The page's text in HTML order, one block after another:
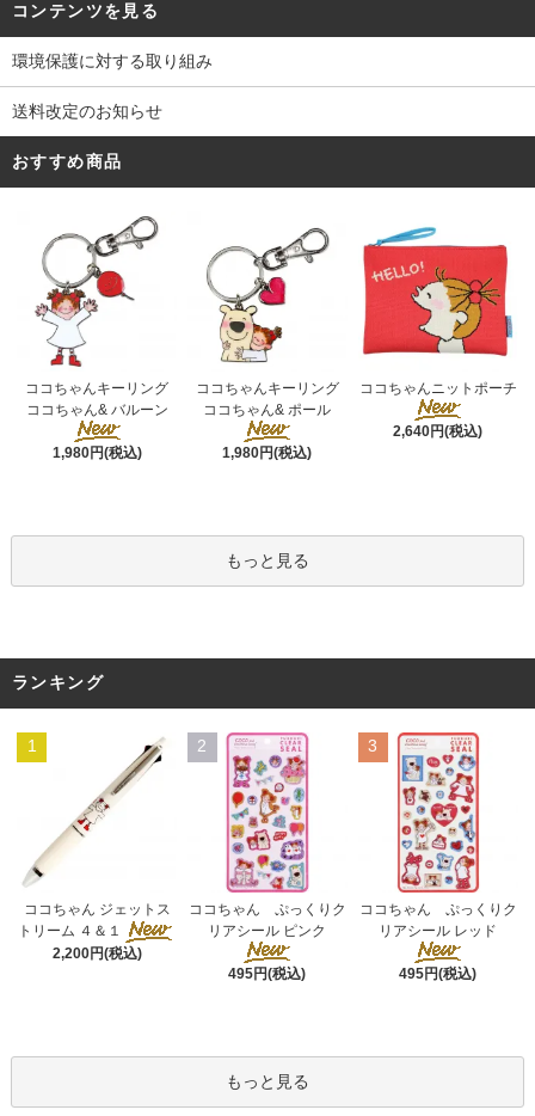
コンテンツを見る
環境保護に対する取り組み
送料改定のお知らせ
おすすめ商品
ココちゃんキーリング
ココちゃん& バルーン
1,980円(税込)
ココちゃんキーリング
ココちゃん& ポール
1,980円(税込)
ココちゃんニットポーチ
2,640円(税込)
もっと見る
ランキング
1
ココちゃん ジェットス
トリーム ４＆１
2,200円(税込)
2
ココちゃん ぷっくりク
リアシール ピンク
495円(税込)
3
ココちゃん ぷっくりク
リアシール レッド
495円(税込)
もっと見る